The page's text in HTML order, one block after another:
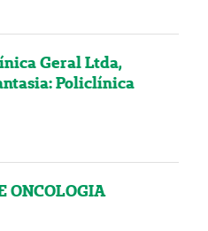
Geral Ltda,
Policlínica
ONCOLOGIA